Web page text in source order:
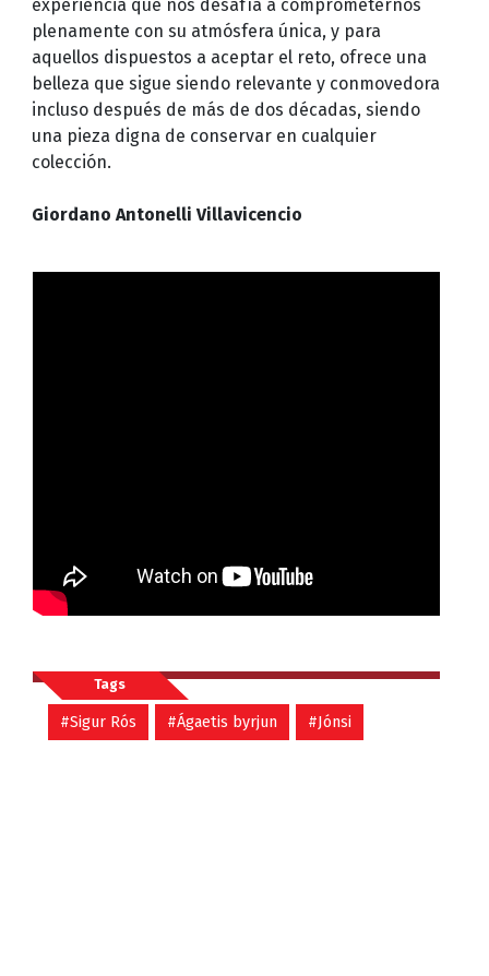
experiencia que nos desafía a comprometernos
plenamente con su atmósfera única, y para
aquellos dispuestos a aceptar el reto, ofrece una
belleza que sigue siendo relevante y conmovedora
incluso después de más de dos décadas, siendo
una pieza digna de conservar en cualquier
colección.
Giordano Antonelli Villavicencio
Tags
#Sigur Rós #Ágaetis byrjun #Jónsi